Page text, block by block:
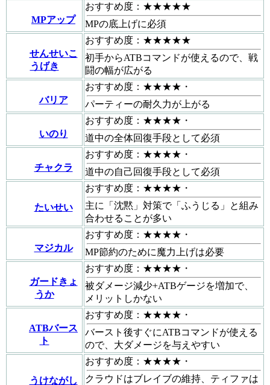
MPアップ
おすすめ度：★★★★★
MPの底上げに必須
せんせいこ
うげき
おすすめ度：★★★★★
初手からATBコマンドが使えるので、戦
闘の幅が広がる
バリア
おすすめ度：★★★★・
パーティーの耐久力が上がる
いのり
おすすめ度：★★★★・
道中の全体回復手段として必須
チャクラ
おすすめ度：★★★★・
道中の自己回復手段として必須
たいせい
おすすめ度：★★★★・
主に「沈黙」対策で「ふうじる」と組み
合わせることが多い
マジカル
おすすめ度：★★★★・
MP節約のために魔力上げは必要
ガードきょ
うか
おすすめ度：★★★★・
被ダメージ減少+ATBゲージを増加で、
メリットしかない
ATBバース
ト
おすすめ度：★★★★・
バースト後すぐにATBコマンドが使える
ので、大ダメージを与えやすい
うけながし
おすすめ度：★★★★・
クラウドはブレイブの維持、ティファは